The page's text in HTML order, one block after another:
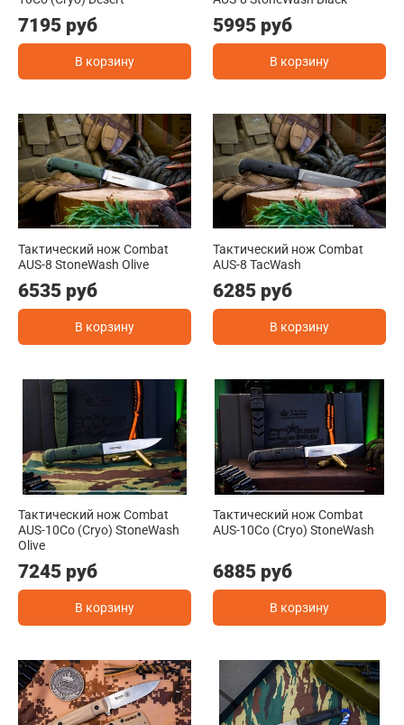
7195 руб
В корзину
5995 руб
В корзину
Тактический нож Combat
AUS-8 StoneWash Olive
6535 руб
В корзину
Тактический нож Combat
AUS-8 TacWash
6285 руб
В корзину
Тактический нож Combat
AUS-10Co (Cryo) StoneWash
Olive
7245 руб
В корзину
Тактический нож Combat
AUS-10Co (Cryo) StoneWash
6885 руб
В корзину